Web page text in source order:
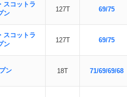
スコットラ
ン
127T 69/75
スコットラ
ン
127T 69/75
ン 18T 71/69/69/68